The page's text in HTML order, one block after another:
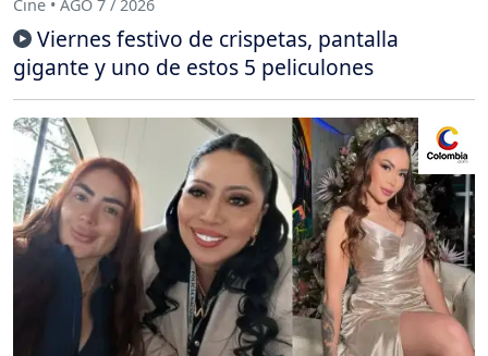
Cine • AGO 7 / 2026
Viernes festivo de crispetas, pantalla
gigante y uno de estos 5 peliculones